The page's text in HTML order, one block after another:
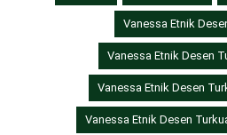
Vanessa Etnik
Vanessa Etnik Desen
Vanessa Etnik Desen
Vanessa Etnik Desen